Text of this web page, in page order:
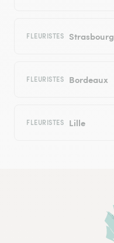
FLEURISTES Strasbourg
FLEURISTES Bordeaux
FLEURISTES Lille